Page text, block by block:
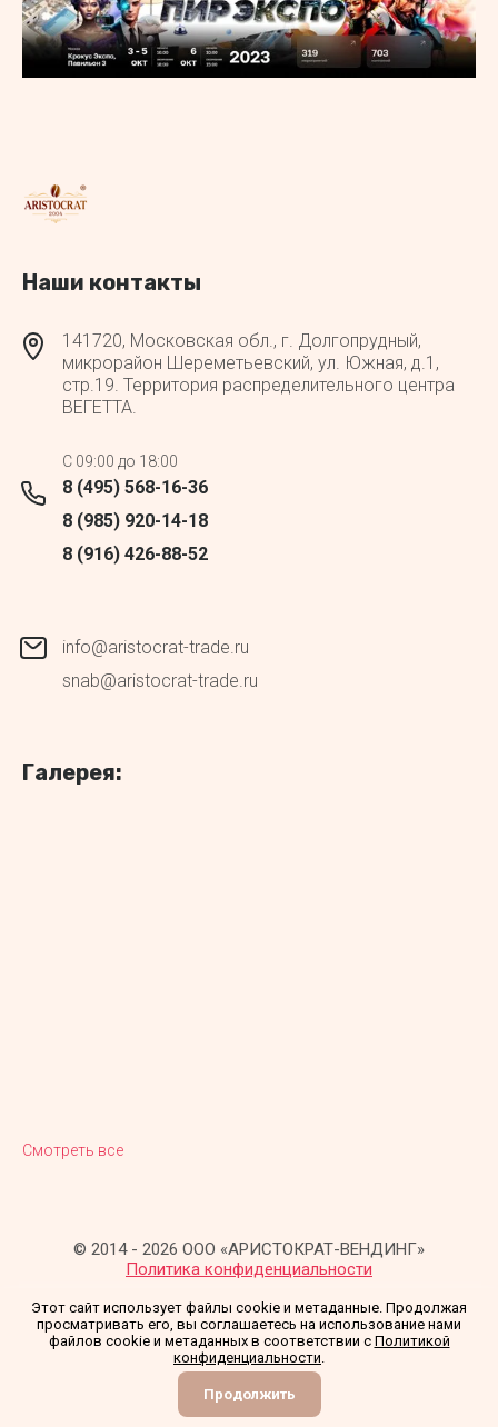
Наши контакты
141720, Московская обл., г. Долгопрудный,
микрорайон Шереметьевский, ул. Южная, д.1,
стр.19. Территория распределительного центра
ВЕГЕТТА.
C 09:00 до 18:00
8 (495) 568-16-36
8 (985) 920-14-18
8 (916) 426-88-52
info@aristocrat-trade.ru
snab@aristocrat-trade.ru
Галерея:
Смотреть все
© 2014 - 2026 ООО «АРИСТОКРАТ-ВЕНДИНГ»
Политика конфиденциальности
Создание сайтаМегагрупп
Этот сайт использует файлы cookie и метаданные. Продолжая
просматривать его, вы соглашаетесь на использование нами
файлов cookie и метаданных в соответствии с Политикой
конфиденциальности.
Продолжить